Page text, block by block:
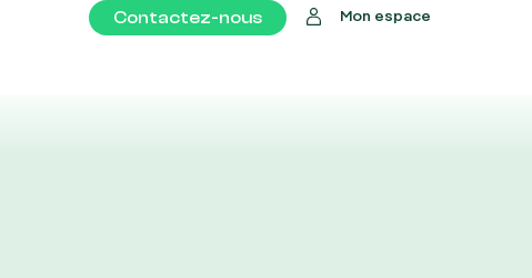
Contactez-nous Mon espace